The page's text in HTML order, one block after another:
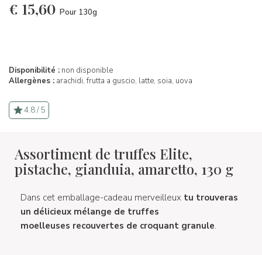
€ 15,60 Pour 130g
Disponibilité : non disponible
Allergènes : arachidi,frutta a guscio, latte, soia, uova
4.8 / 5
Assortiment de truffes Elite,
pistache, gianduia, amaretto, 130 g
Dans cet emballage-cadeau merveilleux tu trouveras
un délicieux mélange de truffes
moelleuses recouvertes de croquant granule.